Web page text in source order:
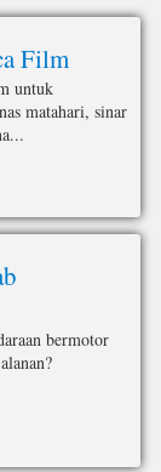
Film
untuk
matahari, sinar
bermotor